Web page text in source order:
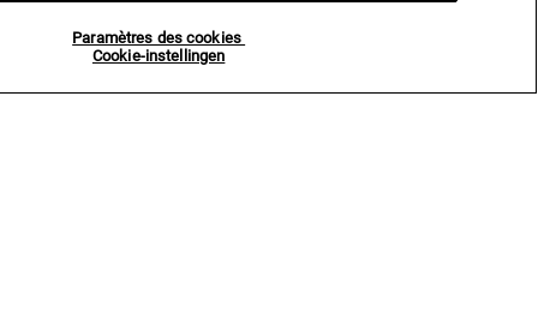
Paramètres des cookies
Cookie-instellingen